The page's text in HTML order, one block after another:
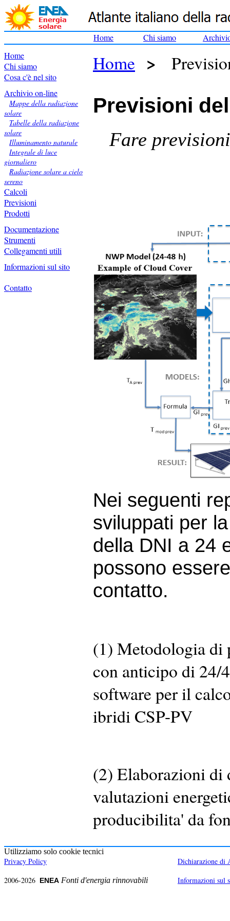
Home Chi siamo
Home
Chi siamo
Cosa c'è nel sito
Archivio on-line
Mappe della radiazione
solare
Tabelle della radiazione
solare
Illuminamento naturale
Integrale di luce
giornaliero
Radiazione solare a cielo
sereno
Calcoli
Previsioni
Prodotti
Documentazione
Strumenti
Collegamenti utili
Informazioni sul sito
Contatto
Home >
Previsioni
Fare
Nei seguenti
sviluppati per
della DNI a 24
possono
contatto.
(1) Metodologia di
con anticipo di 24/
software per il
ibridi CSP-PV
(2) Elaborazioni
valutazioni
producibilita' da
Utilizziamo solo cookie tecnici
Privacy Policy
Dichiarazione di
2006-2026 ENEA Fonti d'energia rinnovabili Informazioni sul